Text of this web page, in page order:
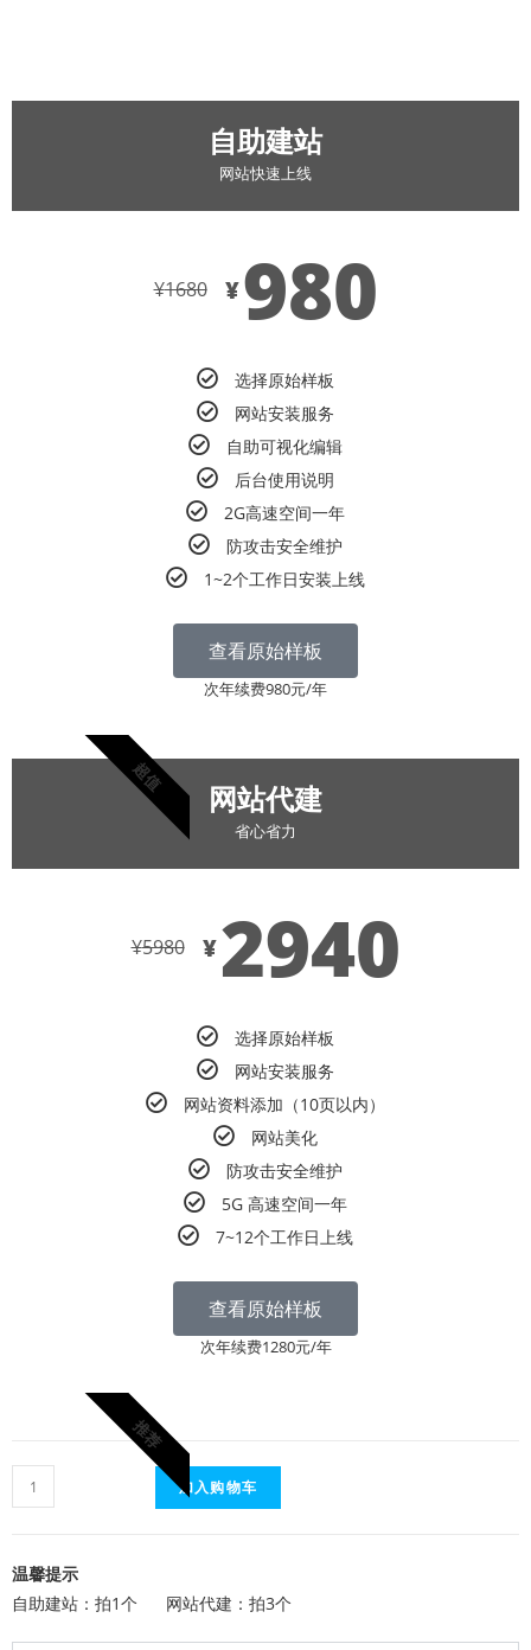
自助建站
网站快速上线
¥1680 ¥980
选择原始样板
网站安装服务
自助可视化编辑
后台使用说明
2G高速空间一年
防攻击安全维护
1~2个工作日安装上线
查看原始样板
次年续费980元/年
超值
网站代建
省心省力
¥5980 ¥2940
选择原始样板
网站安装服务
网站资料添加（10页以内）
网站美化
防攻击安全维护
5G 高速空间一年
7~12个工作日上线
查看原始样板
次年续费1280元/年
推荐
加入购物车
温馨提示
自助建站：拍1个 网站代建：拍3个